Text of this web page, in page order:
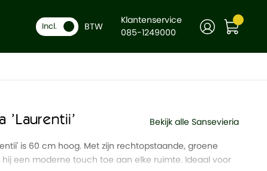
Incl. BTW
Klantenservice
085-1249000
'Laurentii' Bekijk alle Sansevieria
is 60 cm hoog. Met zijn rechtopstaande, groene
een moderne touch toe aan elke ruimte. Ideaal voor
+ In winkelwagen